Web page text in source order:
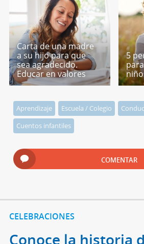
Carta de una madre
a su hijo para que
sea agradecido.
Educar en valores
5
Aprendizaje Escuela / Colegio
Cuentos infantiles
COMENTAR
CELEBRACIONES
Conoce la historia